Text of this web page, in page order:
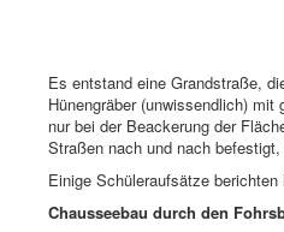
Es entstand eine Grandstraße,
Hünengräber (unwissendlich)
nur bei der Beackerung der
Straßen nach und nach
Einige Schüleraufsätze berichten
Chausseebau durch den